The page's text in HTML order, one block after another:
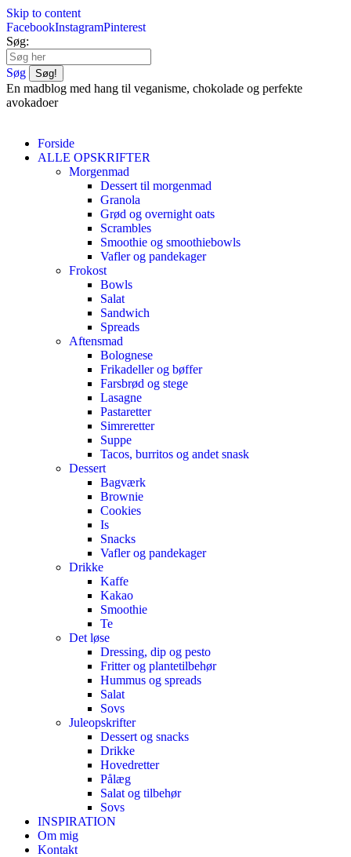
Skip to content
FacebookInstagramPinterest
Søg:
Søg
En madblog med hang til veganisme, chokolade og perfekte
avokadoer
Forside
ALLE OPSKRIFTER
Morgenmad
Dessert til morgenmad
Granola
Grød og overnight oats
Scrambles
Smoothie og smoothiebowls
Vafler og pandekager
Frokost
Bowls
Salat
Sandwich
Spreads
Aftensmad
Bolognese
Frikadeller og bøffer
Farsbrød og stege
Lasagne
Pastaretter
Simreretter
Suppe
Tacos, burritos og andet snask
Dessert
Bagværk
Brownie
Cookies
Is
Snacks
Vafler og pandekager
Drikke
Kaffe
Kakao
Smoothie
Te
Det løse
Dressing, dip og pesto
Fritter og plantetilbehør
Hummus og spreads
Salat
Sovs
Juleopskrifter
Dessert og snacks
Drikke
Hovedretter
Pålæg
Salat og tilbehør
Sovs
INSPIRATION
Om mig
Kontakt